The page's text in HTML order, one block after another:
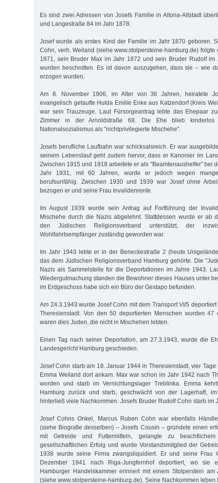
Es sind zwei Adressen von Josefs Familie in Altona-Altstadt
und Langestraße 84 im Jahr 1878.
Josef wurde als erstes Kind der Familie im Jahr 1870 geboren.
Cohn, verh. Weiland (siehe www.stolpersteine-hamburg.de) folgte
1871, sein Bruder Max im Jahr 1872 und sein Bruder Rudolf im
wurden beschnitten. Es ist davon auszugehen, dass sie – wie
erzogen wurden.
Am 8. November 1906, im Alter von 36 Jahren, heiratete
evangelisch getaufte Hulda Emilie Enke aus Katzendorf (Kreis
war sein Trauzeuge. Laut Fürsorgeantrag lebte das Ehepaar
Zimmer in der Arnoldstraße 68. Die Ehe blieb
Nationalsozialismus als "nichtprivilegierte Mischehe".
Josefs berufliche Laufbahn war schicksalsreich. Er war
seinem Lebenslauf geht zudem hervor, dass er Kanonier im
Zwischen 1915 und 1918 arbeitete er als "Beamtenaushelfer" bei
Jahr 1931, mit 60 Jahren, wurde er jedoch wegen
berufsunfähig. Zwischen 1930 und 1939 war Josef ohne
bezogen er und seine Frau Invalidenrente.
Im August 1939 wurde sein Antrag auf Fortführung der
Mischehe durch die Nazis abgelehnt. Stattdessen wurde er ab
den Jüdischen Religionsverband unterstützt, der
Wohlfahrtsempfänger zuständig geworden war.
Im Jahr 1943 lebte er in der Beneckestraße 2 (heute
das dem Jüdischen Religionsverband Hamburg gehörte. Die
Nazis als Sammelstelle für die Deportationen im Jahre 1943.
Wiedergutmachung standen die Bewohner dieses Hauses unter
im Erdgeschoss habe sich ein Büro der Gestapo befunden.
Am 24.3.1943 wurde Josef Cohn mit dem Transport VI/5
Theresienstadt. Von den 50 deportierten Menschen wurden 47
waren dies Juden, die nicht in Mischehen lebten.
Einen Tag nach seiner Deportation, am 27.3.1943, wurde die
Landesgericht Hamburg geschieden.
Josef Cohn starb am 18. Januar 1944 in Theresienstadt, vier
Emma Weiland dort ankam. Max war schon im Jahr 1942 nach
worden und starb im Vernichtungslager Treblinka. Emma
Hamburg zurück und starb, geschwächt von der Lagerhaft,
hinterließ viele Nachkommen. Josefs Bruder Rudolf Cohn starb im
Josef Cohns Onkel, Marcus Ruben Cohn war ebenfalls
(siehe Biografie desselben) – Josefs Cousin – gründete einen
mit Getreide und Futtermitteln, gelangte zu beachtlichem
gesellschaftlichen Erfolg und wurde Vorstandsmitglied der
1938 wurde seine Firma zwangsliquidiert. Er und seine Frau
Dezember 1941 nach Riga-Jungfernhof deportiert, wo sie
Hamburger Handelskammer erinnert mit einem Stolperstein
(siehe www.stolpersteine-hamburg.de). Seine Nachkommen leben